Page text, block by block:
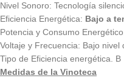
Nivel Sonoro: Tecnología
Eficiencia Energética: Bajo a
Potencia y Consumo
Voltaje y Frecuencia: Bajo
Tipo de Eficiencia energética. B
Medidas de la Vinoteca